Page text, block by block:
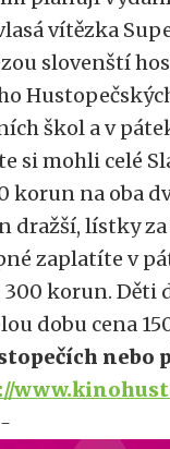
vítězka
slovenští
škol a v
si mohli celé
korun na oba
dražší, lístky
zaplatíte v
300 korun. Děti
dobu cena
nebo